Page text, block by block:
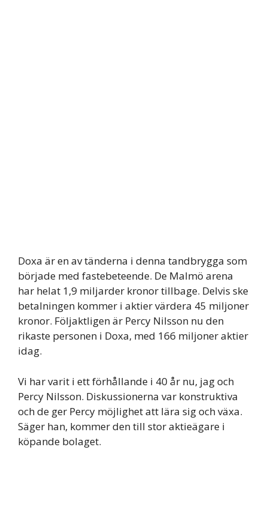
Doxa är en av tänderna i denna tandbrygga som
började med fastebeteende. De Malmö arena
har helat 1,9 miljarder kronor tillbage. Delvis ske
betalningen kommer i aktier värdera 45 miljoner
kronor. Följaktligen är Percy Nilsson nu den
rikaste personen i Doxa, med 166 miljoner aktier
idag.
Vi har varit i ett förhållande i 40 år nu, jag och
Percy Nilsson. Diskussionerna var konstruktiva
och de ger Percy möjlighet att lära sig och växa.
Säger han, kommer den till stor aktieägare i
köpande bolaget.